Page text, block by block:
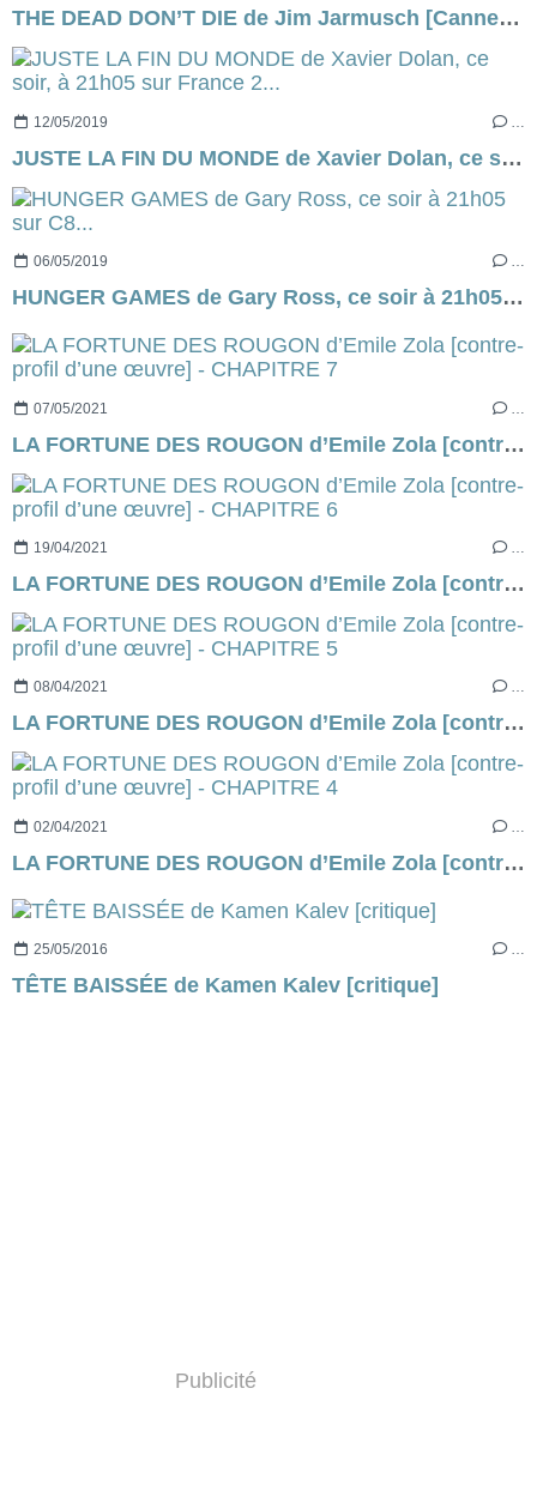
THE DEAD DON’T DIE de Jim Jarmusch [Cannes Express]
12/05/2019 …
JUSTE LA FIN DU MONDE de Xavier Dolan, ce soir, à 21h05 sur France 2...
06/05/2019 …
HUNGER GAMES de Gary Ross, ce soir à 21h05 sur C8...
07/05/2021
LA FORTUNE DES ROUGON d’Emile Zola [contre-profil d’une œuvre] - CHAPITRE 7
19/04/2021 …
LA FORTUNE DES ROUGON d’Emile Zola [contre-profil d’une œuvre] - CHAPITRE 6
08/04/2021 …
LA FORTUNE DES ROUGON d’Emile Zola [contre-profil d’une œuvre] - CHAPITRE 5
02/04/2021
LA FORTUNE DES ROUGON d’Emile Zola [contre-profil d’une œuvre] - CHAPITRE 4
25/05/2016 …
TÊTE BAISSÉE de Kamen Kalev [critique]
Publicité